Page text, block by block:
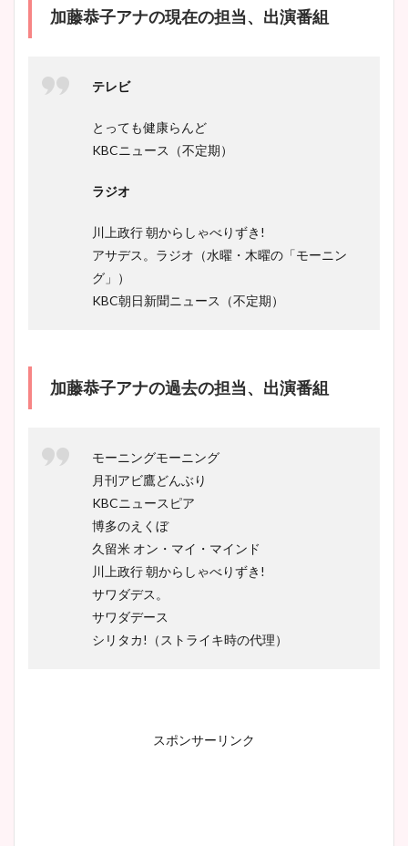
加藤恭子アナの現在の担当、出演番組
テレビ
とっても健康らんど
KBCニュース（不定期）
ラジオ
川上政行 朝からしゃべりずき!
アサデス。ラジオ（水曜・木曜の「モーニン
グ」）
KBC朝日新聞ニュース（不定期）
加藤恭子アナの過去の担当、出演番組
モーニングモーニング
月刊アビ鷹どんぶり
KBCニュースピア
博多のえくぼ
久留米 オン・マイ・マインド
川上政行 朝からしゃべりずき!
サワダデス。
サワダデース
シリタカ!（ストライキ時の代理）
スポンサーリンク